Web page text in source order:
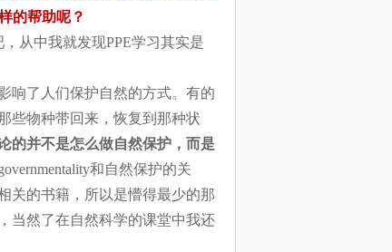
的帮助呢？
从中我就发现PPE学习其实是
响了人们保护自然的方式。有的
些物种带回来，恢复到那种状
的并不是怎么做自然保护，而是
和自然保护的关
关的书籍，所以是懵得最少的那
当然了在自然科学的课堂中我还